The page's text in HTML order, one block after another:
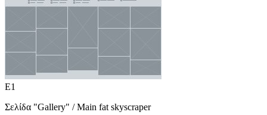
E1
Σελίδα "Gallery" / Main fat skyscraper